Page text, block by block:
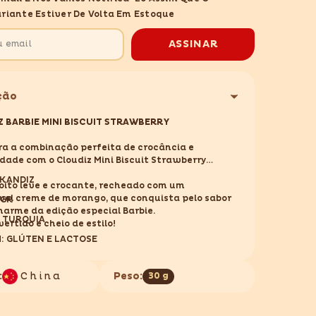
MINI
STRAWBERRY
30GR
Estiver De Volta Em Estoque
ASSINAR
BARBIE MINI BISCUIT STRAWBERRY
a combinação perfeita de crocância e
com o Cloudiz Mini Biscuit Strawberry
leve e crocante, recheado com um
creme de morango, que conquista pelo sabor
da edição especial Barbie.
e cheio de estilo!
TURQUIA
GLÚTEN E LACTOSE
China Peso: 30 g